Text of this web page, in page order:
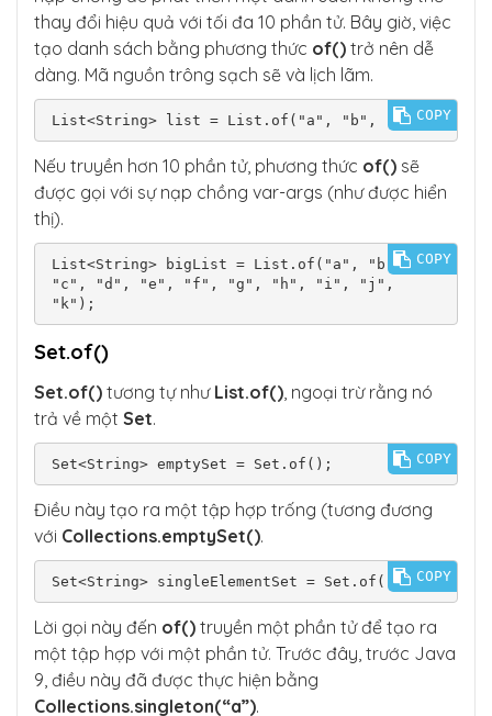
thay đổi hiệu quả với tối đa 10 phần tử. Bây giờ, việc
tạo danh sách bằng phương thức of() trở nên dễ
dàng. Mã nguồn trông sạch sẽ và lịch lãm.
List<String> list = List.of("a", "b", "c");COPY
Nếu truyền hơn 10 phần tử, phương thức of() sẽ
được gọi với sự nạp chồng var-args (như được hiển
thị).
List<String> bigList = List.of("a", "b",
"c", "d", "e", "f", "g", "h", "i", "j",
"k");
COPY
Set.of()
Set.of() tương tự như List.of(), ngoại trừ rằng nó
trả về một Set.
Set<String> emptySet = Set.of(); COPY
Điều này tạo ra một tập hợp trống (tương đương
với Collections.emptySet().
Set<String> singleElementSet = Set.of("a");COPY
Lời gọi này đến of() truyền một phần tử để tạo ra
một tập hợp với một phần tử. Trước đây, trước Java
9, điều này đã được thực hiện bằng
Collections.singleton(“a”).